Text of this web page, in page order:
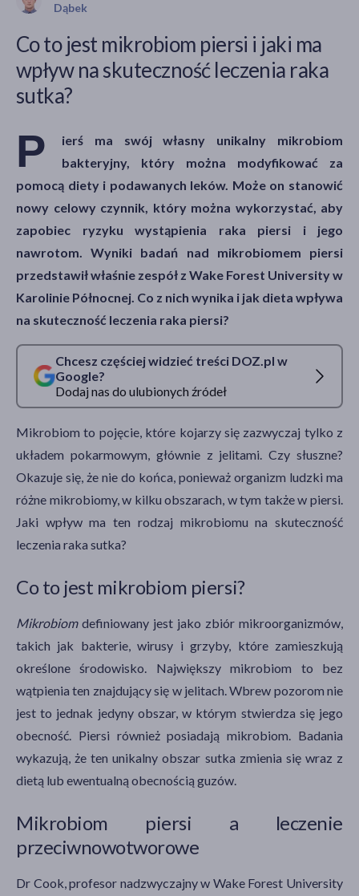
Hit
Dąbek
Co to jest mikrobiom piersi i jaki ma
wpływ na skuteczność leczenia raka
sutka?
P
ierś ma swój własny unikalny mikrobiom
bakteryjny, który można modyfikować za
pomocą diety i podawanych leków. Może on stanowić
nowy celowy czynnik, który można wykorzystać, aby
zapobiec ryzyku wystąpienia raka piersi i jego
nawrotom. Wyniki badań nad mikrobiomem piersi
przedstawił właśnie zespół z Wake Forest University w
Karolinie Północnej. Co z nich wynika i jak dieta wpływa
na skuteczność leczenia raka piersi?
Chcesz częściej widzieć treści DOZ.pl w
Google?
Dodaj nas do ulubionych źródeł
Mikrobiom to pojęcie, które kojarzy się zazwyczaj tylko z
układem pokarmowym, głównie z jelitami. Czy słuszne?
Okazuje się, że nie do końca, ponieważ organizm ludzki ma
różne mikrobiomy, w kilku obszarach, w tym także w piersi.
Jaki wpływ ma ten rodzaj mikrobiomu na skuteczność
leczenia raka sutka?
Co to jest mikrobiom piersi?
Mikrobiomdefiniowany jest jako zbiór mikroorganizmów,
takich jak bakterie, wirusy i grzyby, które zamieszkują
określone środowisko. Największy mikrobiom to bez
wątpienia ten znajdujący się w jelitach. Wbrew pozorom nie
jest to jednak jedyny obszar, w którym stwierdza się jego
obecność. Piersi również posiadają mikrobiom. Badania
wykazują, że ten unikalny obszar sutka zmienia się wraz z
dietą lub ewentualną obecnością guzów.
Mikrobiom piersi a leczenie
przeciwnowotworowe
Dr Cook, profesor nadzwyczajny w Wake Forest University